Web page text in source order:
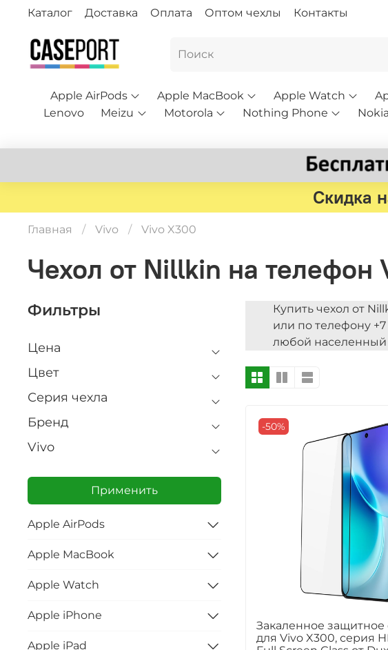
Каталог Доставка Оплата Оптом чехлы Контакты
Apple AirPods Apple MacBook Apple Watch
Lenovo
Meizu Motorola Nothing Phone Nokia
Скидка
Главная Vivo Vivo X300
Чехол от Nillkin на телефон
Купить чехол от
или по телефону
любой населенный
-50%
Закаленное защитное
для Vivo X300, серия
Фильтры
Цена
Цвет
Серия чехла
Бренд
Vivo
Применить
Apple AirPods
Apple MacBook
Apple Watch
Apple iPhone
Apple iPad